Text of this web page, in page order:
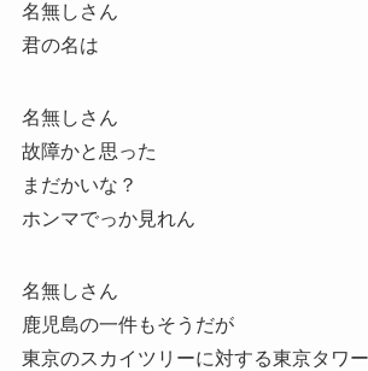
名無しさん
君の名は
名無しさん
故障かと思った
まだかいな？
ホンマでっか見れん
名無しさん
鹿児島の一件もそうだが
東京のスカイツリーに対する東京タワ